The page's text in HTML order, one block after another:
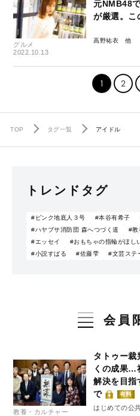
グルメ
2022.10.13
元NMB48
が厳選。こ
高野祐衣
1 2
TOP タグ一覧 アイドル
トレンドタグ
#ピンク地底人３号 #本谷有希子
#ハヤブサ消防団 森へつづく道
#教
#エッセイ
#おもちゃの指輪がほし
#小説すばる
#佐藤雫 #文芸ステ
会員
教養・カルチャー
タトゥー裁
くの成果…
解決を目指
で
有料
はじめての公